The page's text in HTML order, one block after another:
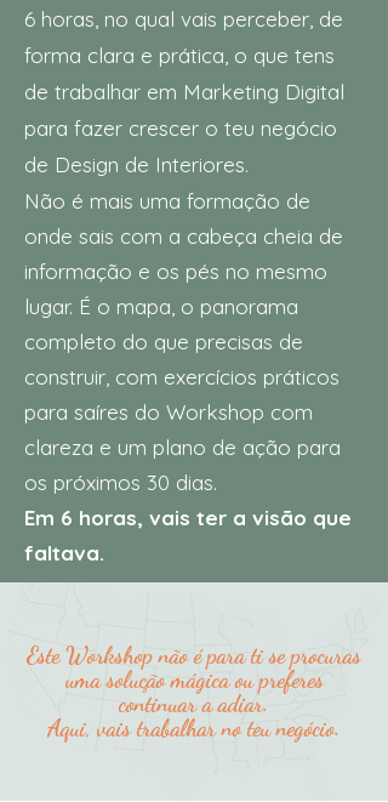
6 horas, no qual vais perceber, de
forma clara e prática, o que tens
de trabalhar em Marketing Digital
para fazer crescer o teu negócio
de Design de Interiores.
Não é mais uma formação de
onde sais com a cabeça cheia de
informação e os pés no mesmo
lugar. É o mapa, o panorama
completo do que precisas de
construir, com exercícios práticos
para saíres do Workshop com
clareza e um plano de ação para
os próximos 30 dias.
Em 6 horas, vais ter a visão que
faltava.
Este Workshop não é para ti se procuras
uma solução mágica ou preferes
continuar a adiar.
Aqui, vais trabalhar no teu negócio.